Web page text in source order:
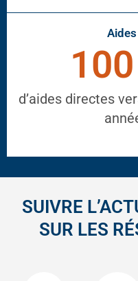
d’aides directes
SUIVRE
SUR LES